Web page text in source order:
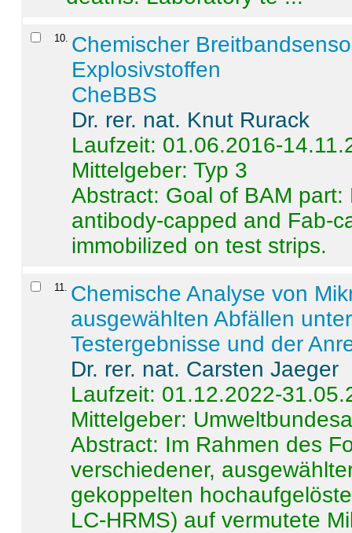
10 Chemischer
Explosivstoffen
CheBBS
Dr. rer. nat. Knut Rurack
Laufzeit: 01.06.2016-
Mittelgeber: Typ 3
Abstract: Goal of BAM
antibody-capped and Fab-
immobilized on test strips.
11
Chemische Analyse von
ausgewählten Abfällen
Testergebnisse und der
Dr. rer. nat. Carsten Jaeger
Laufzeit: 01.12.2022-
Mittelgeber:
Abstract: Im Rahmen des
verschiedener,
gekoppelten
LC-HRMS) auf vermutete